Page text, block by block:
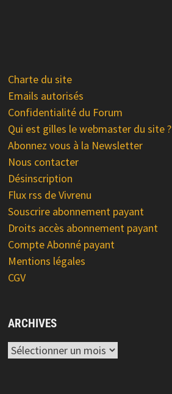
Charte du site
Emails autorisés
Confidentialité du Forum
Qui est gilles le webmaster du site ?
Abonnez vous à la Newsletter
Nous contacter
Désinscription
Flux rss de Vivrenu
Souscrire abonnement payant
Droits accès abonnement payant
Compte Abonné payant
Mentions légales
CGV
ARCHIVES
Archives